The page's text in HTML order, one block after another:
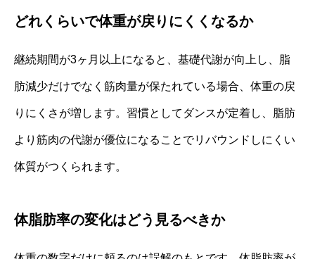
どれくらいで体重が戻りにくくなるか
継続期間が3ヶ月以上になると、基礎代謝が向上し、脂
肪減少だけでなく筋肉量が保たれている場合、体重の戻
りにくさが増します。習慣としてダンスが定着し、脂肪
より筋肉の代謝が優位になることでリバウンドしにくい
体質がつくられます。
体脂肪率の変化はどう見るべきか